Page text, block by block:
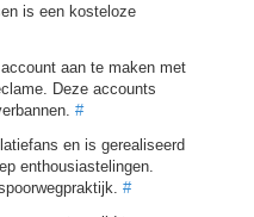
is een kosteloze
aan te maken met
Deze accounts
#
en is gerealiseerd
enthousiastelingen.
#